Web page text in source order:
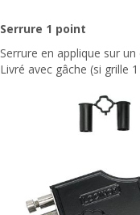
Serrure 1 point
Serrure en applique sur
Livré avec gâche (si grille